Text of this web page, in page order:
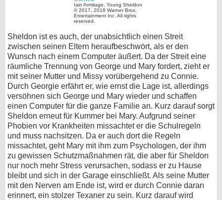
Iain Armitage, Young Sheldon
© 2017, 2018 Warner Bros.
Entertainment Inc. All rights
reserved.
Sheldon ist es auch, der unabsichtlich einen Streit
zwischen seinen Eltern heraufbeschwört, als er den
Wunsch nach einem Computer äußert. Da der Streit eine
räumliche Trennung von George und Mary fordert, zieht er
mit seiner Mutter und Missy vorübergehend zu Connie.
Durch Georgie erfährt er, wie ernst die Lage ist, allerdings
versöhnen sich George und Mary wieder und schaffen
einen Computer für die ganze Familie an. Kurz darauf sorgt
Sheldon erneut für Kummer bei Mary. Aufgrund seiner
Phobien vor Krankheiten missachtet er die Schulregeln
und muss nachsitzen. Da er auch dort die Regeln
missachtet, geht Mary mit ihm zum Psychologen, der ihm
zu gewissen Schutzmaßnahmen rät, die aber für Sheldon
nur noch mehr Stress verursachen, sodass er zu Hause
bleibt und sich in der Garage einschließt. Als seine Mutter
mit den Nerven am Ende ist, wird er durch Connie daran
erinnert, ein stolzer Texaner zu sein. Kurz darauf wird